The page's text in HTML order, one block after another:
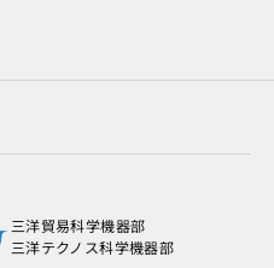
三洋貿易科学機器部
三洋テクノス科学機器部